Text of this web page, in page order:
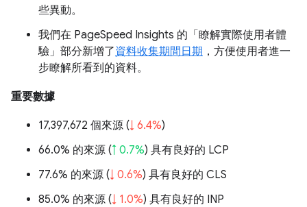
些異動。
我們在 PageSpeed Insights 的「瞭解實際使用者體
驗」部分新增了資料收集期間日期 ，方便使用者進一
步瞭解所看到的資料。
重要數據
17,397,672 個來源 (↓ 6.4%)
66.0% 的來源 (↑ 0.7%) 具有良好的 LCP
77.6% 的來源 (↓ 0.6%) 具有良好的 CLS
85.0% 的來源 (↓ 1.0%) 具有良好的 INP